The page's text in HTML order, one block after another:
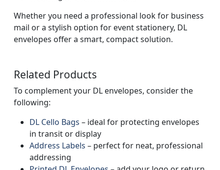
Whether you need a professional look for business
mail or a stylish option for event stationery, DL
envelopes offer a smart, compact solution.
Related Products
To complement your DL envelopes, consider the
following:
DL Cello Bags – ideal for protecting envelopes
in transit or display
Address Labels – perfect for neat, professional
addressing